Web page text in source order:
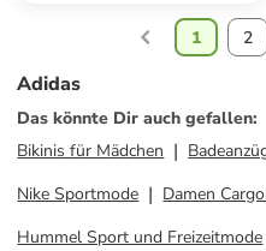
1 2
Adidas
Das könnte Dir auch gefallen:
Bikinis für Mädchen
Nike Sportmode
Damen
Hummel Sport und Freizeitmode